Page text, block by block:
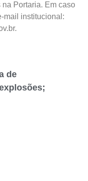
Portaria. Em caso
mail institucional:
de